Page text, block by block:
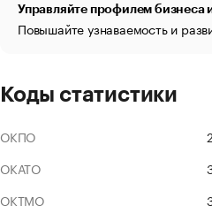
Управляйте профилем бизнеса
Повышайте узнаваемость и
Коды статистики
ОКПО
ОКАТО
ОКТМО